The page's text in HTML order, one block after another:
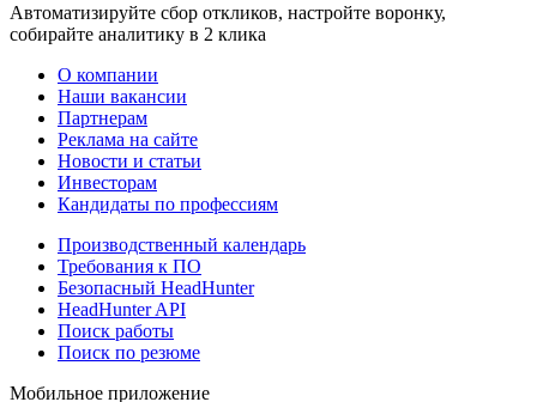
Автоматизируйте сбор откликов, настройте воронку,
собирайте аналитику в 2 клика
О компании
Наши вакансии
Партнерам
Реклама на сайте
Новости и статьи
Инвесторам
Кандидаты по профессиям
Производственный календарь
Требования к ПО
Безопасный HeadHunter
HeadHunter API
Поиск работы
Поиск по резюме
Мобильное приложение